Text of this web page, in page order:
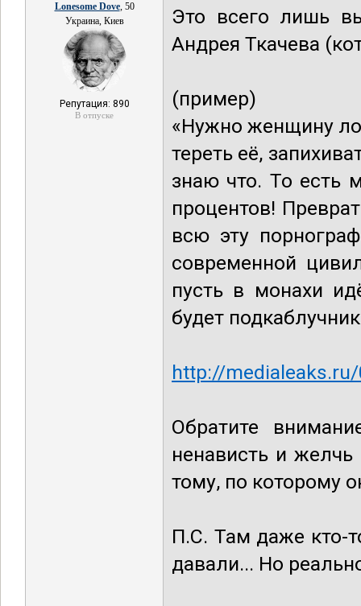
Lonesome Dove, 50
Украина, Киев
Репутация: 890
В отпуске
Это всего лишь
Андрея Ткачева
(пример)
«Нужно женщину
тереть её,
знаю что. То есть
процентов!
всю эту
современной
пусть в монахи
будет
http://
Обратите
ненависть и
тому, по которому
П.С. Там даже кто-
давали... Но